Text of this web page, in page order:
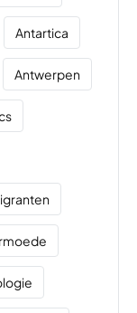
Antartica
Antwerpen